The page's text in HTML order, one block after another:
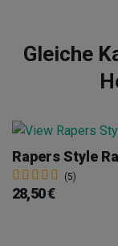
Gleiche
Rapers Style
(5)
28,50 €